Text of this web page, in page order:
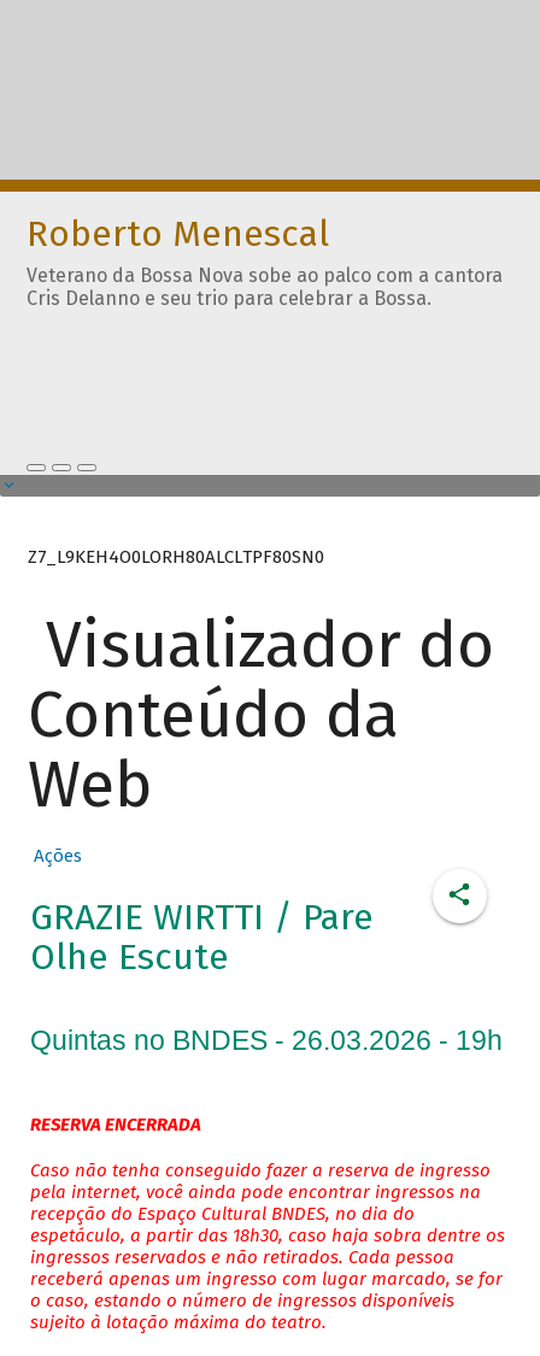
Roberto Menescal
Veterano da Bossa Nova sobe ao palco com a cantora
Cris Delanno e seu trio para celebrar a Bossa.
Z7_L9KEH4O0LORH80ALCLTPF80SN0
Visualizador do
Conteúdo da
Web
Ações
GRAZIE WIRTTI / Pare
Olhe Escute
Quintas no BNDES - 26.03.2026 - 19h
RESERVA ENCERRADA
Caso não tenha conseguido fazer a reserva de ingresso
pela internet, você ainda pode encontrar ingressos na
recepção do Espaço Cultural BNDES, no dia do
espetáculo, a partir das 18h30, caso haja sobra dentre os
ingressos reservados e não retirados. Cada pessoa
receberá apenas um ingresso com lugar marcado, se for
o caso, estando o número de ingressos disponíveis
sujeito à lotação máxima do teatro.